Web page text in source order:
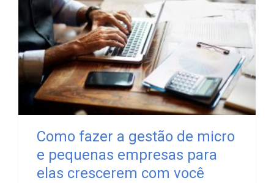
Como fazer a gestão de micro
e pequenas empresas para
elas crescerem com você